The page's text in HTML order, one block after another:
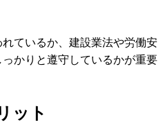
ているか、建設業法や労働安
かりと遵守しているかが重要
ット